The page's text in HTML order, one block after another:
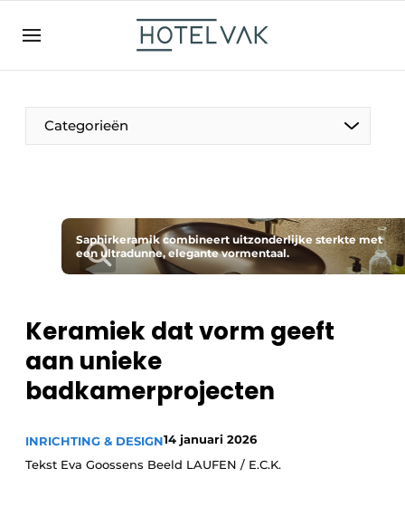
EN
NL
EN
FR
Categorieën
De Pen
Internationaal
HR & Personeel
Saphirkeramik combineert uitzonderlijke sterkte met
een ultradunne, elegante vormentaal.
Keramiek dat vorm geeft
aan unieke
badkamerprojecten
INRICHTING & DESIGN14 januari 2026
Tekst Eva Goossens Beeld LAUFEN / E.C.K.